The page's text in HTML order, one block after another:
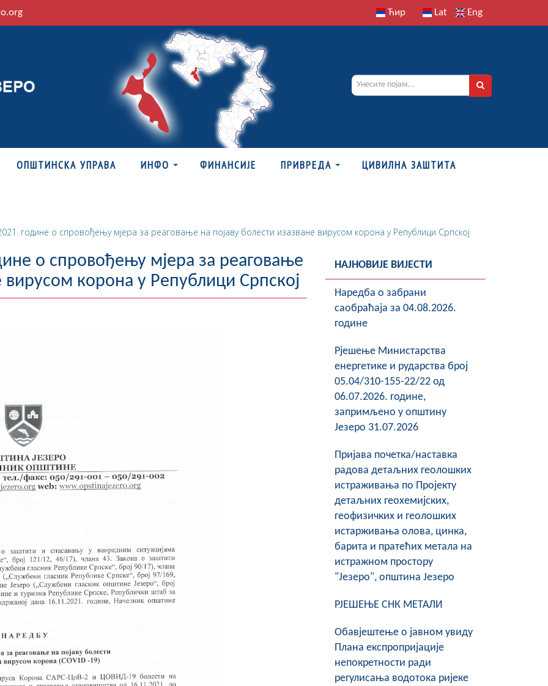
Ћир Lat Eng
ОПШТИНСКА УПРАВА ИНФО ФИНАНСИЈЕ ПРИВРЕДА ЦИВИЛНА ЗАШТИТА
године о спровођењу мјера за реаговање на појаву болести изазване вирусом корона у Републици Српској
о спровођењу мјера за реаговање
вирусом корона у Републици Српској
НАЈНОВИЈЕ ВИЈЕСТИ
Наредба о забрани
саобраћаја за 04.08.2026.
године
Рјешење Министарства
енергетике и рударства број
05.04/310-155-22/22 од
06.07.2026. године,
запримљено у општину
Језеро 31.07.2026
Пријава почетка/наставка
радова детаљних геолошких
истраживања по Пројекту
детаљних геохемијских,
геофизичких и геолошких
истарживања олова, цинка,
барита и пратећих метала на
истражном простору
"Језеро", општина Језеро
РЈЕШЕЊЕ СНК МЕТАЛИ
Обавјештење о јавном увиду
Плана експропријације
непокретности ради
регулисања водотока ријеке